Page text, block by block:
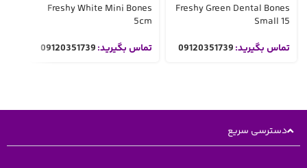
Freshy Green Dental Bones
Small 15
تماس بگیرید:09120351739
Freshy White Mini Bones
5cm
تماس بگیرید:09120351739
دسترسی سریع